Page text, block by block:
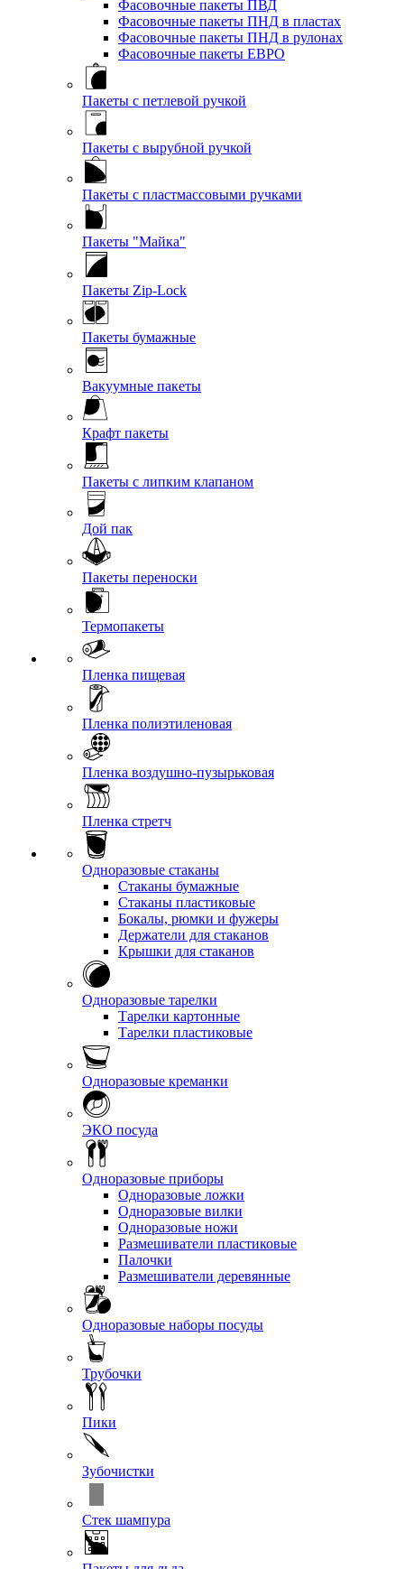
Фасовочные пакеты ПВД
Фасовочные пакеты ПНД в пластах
Фасовочные пакеты ПНД в рулонах
Фасовочные пакеты ЕВРО
Пакеты с петлевой ручкой
Пакеты с вырубной ручкой
Пакеты с пластмассовыми ручками
Пакеты "Майка"
Пакеты Zip-Lock
Пакеты бумажные
Вакуумные пакеты
Крафт пакеты
Пакеты с липким клапаном
Дой пак
Пакеты переноски
Термопакеты
Пленка пищевая
Пленка полиэтиленовая
Пленка воздушно-пузырьковая
Пленка стретч
Одноразовые стаканы
Стаканы бумажные
Стаканы пластиковые
Бокалы, рюмки и фужеры
Держатели для стаканов
Крышки для стаканов
Одноразовые тарелки
Тарелки картонные
Тарелки пластиковые
Одноразовые креманки
ЭКО посуда
Одноразовые приборы
Одноразовые ложки
Одноразовые вилки
Одноразовые ножи
Размешиватели пластиковые
Палочки
Размешиватели деревянные
Одноразовые наборы посуды
Трубочки
Пики
Зубочистки
Стек шампура